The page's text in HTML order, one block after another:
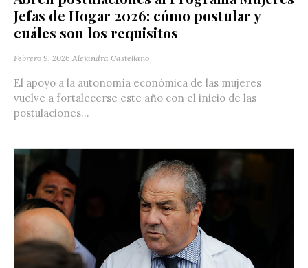
Jefas de Hogar 2026: cómo postular y
cuáles son los requisitos
Febrero 9, 2026 Alejandra Castellano
El apoyo a la autonomía económica de las mujeres
vuelve a fortalecerse este año con el inicio de las
postulaciones...